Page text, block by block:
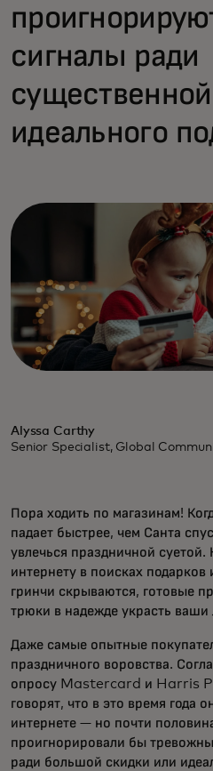
сигналы ради
идеального
Alyssa Carthy
Senior Specialist, Global
Пора ходить по магазинам!
падает быстрее, чем Санта
увлечься праздничной суетой.
интернету в поисках
гринчи скрываются, готовые
трюки в надежде украсть
Даже самые опытные
праздничного воровства.
опросу Mastercard и Harris
говорят, что в это время года
интернете — но почти
проигнорировали бы
ради большой скидки или